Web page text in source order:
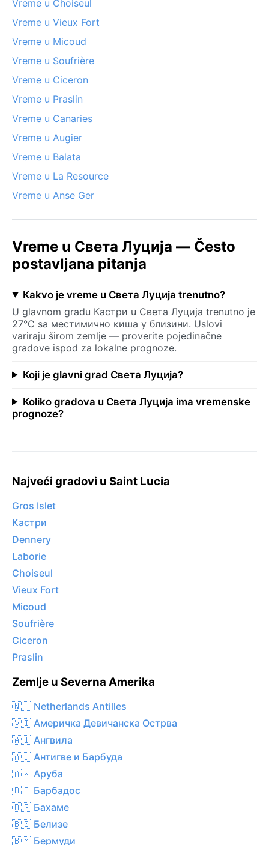
Vreme u Choiseul
Vreme u Vieux Fort
Vreme u Micoud
Vreme u Soufrière
Vreme u Ciceron
Vreme u Praslin
Vreme u Canaries
Vreme u Augier
Vreme u Balata
Vreme u La Resource
Vreme u Anse Ger
Vreme u Света Луција — Često
postavljana pitanja
Kakvo je vreme u Света Луција trenutno?
U glavnom gradu Кастри u Света Луција trenutno je
27°C sa местимично киша у близини. Uslovi
variraju širom zemlje — proverite pojedinačne
gradove ispod za lokalne prognoze.
Koji je glavni grad Света Луција?
Koliko gradova u Света Луција ima vremenske
prognoze?
Najveći gradovi u Saint Lucia
Gros Islet
Кастри
Dennery
Laborie
Choiseul
Vieux Fort
Micoud
Soufrière
Ciceron
Praslin
Zemlje u Severna Amerika
🇳🇱 Netherlands Antilles
🇻🇮 Америчка Девичанска Острва
🇦🇮 Ангвила
🇦🇬 Антигве и Барбуда
🇦🇼 Аруба
🇧🇧 Барбадос
🇧🇸 Бахаме
🇧🇿 Белизе
🇧🇲 Бермуди